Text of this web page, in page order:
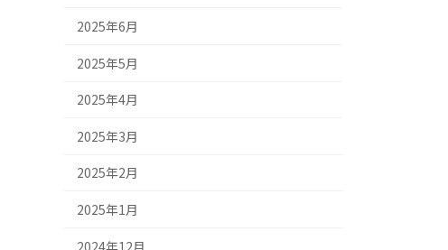
2025年6月
2025年5月
2025年4月
2025年3月
2025年2月
2025年1月
2024年12月